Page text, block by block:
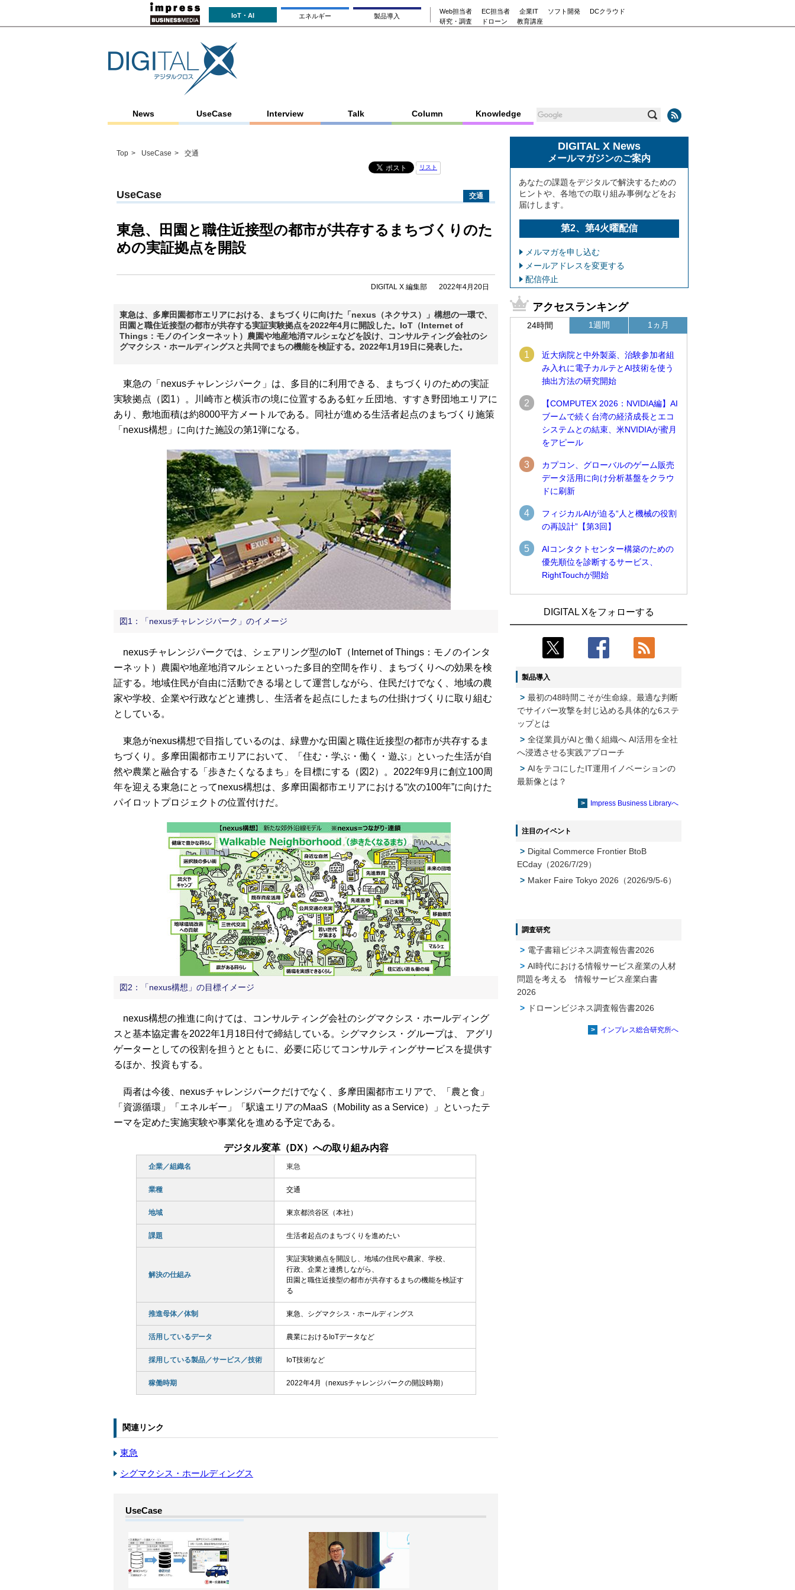
IoT・AI エネルギー 製品導入
Web担当者 EC担当者 企業IT ソフト開発
DCクラウド
研究・調査
ドローン 教育講座
News UseCase Interview Talk Column Knowledge
Top UseCase 交通
リスト
UseCase 交通
東急、田園と職住近接型の都市が共存するまちづくりのた
めの実証拠点を開設
DIGITAL X 編集部 2022年4月20日
東急は、多摩田園都市エリアにおける、まちづくりに向けた「nexus（ネクサス）」構想の一環で、
田園と職住近接型の都市が共存する実証実験拠点を2022年4月に開設した。IoT（Internet of
Things：モノのインターネット）農園や地産地消マルシェなどを設け、コンサルティング会社のシ
グマクシス・ホールディングスと共同でまちの機能を検証する。2022年1月19日に発表した。
東急の「nexusチャレンジパーク」は、多目的に利用できる、まちづくりのための実証
実験拠点（図1）。川崎市と横浜市の境に位置するある虹ヶ丘団地、すすき野団地エリアに
あり、敷地面積は約8000平方メートルである。同社が進める生活者起点のまちづくり施策
「nexus構想」に向けた施設の第1弾になる。
図1：「nexusチャレンジパーク」のイメージ
nexusチャレンジパークでは、シェアリング型のIoT（Internet of Things：モノのインタ
ーネット）農園や地産地消マルシェといった多目的空間を作り、まちづくりへの効果を検
証する。地域住民が自由に活動できる場として運営しながら、住民だけでなく、地域の農
家や学校、企業や行政などと連携し、生活者を起点にしたまちの仕掛けづくりに取り組む
としている。
東急がnexus構想で目指しているのは、緑豊かな田園と職住近接型の都市が共存するま
ちづくり。多摩田園都市エリアにおいて、「住む・学ぶ・働く・遊ぶ」といった生活が自
然や農業と融合する「歩きたくなるまち」を目標にする（図2）。2022年9月に創立100周
年を迎える東急にとってnexus構想は、多摩田園都市エリアにおける“次の100年”に向けた
パイロットプロジェクトの位置付けだ。
図2：「nexus構想」の目標イメージ
nexus構想の推進に向けては、コンサルティング会社のシグマクシス・ホールディング
スと基本協定書を2022年1月18日付で締結している。シグマクシス・グループは、 アグリ
ゲーターとしての役割を担うとともに、必要に応じてコンサルティングサービスを提供す
るほか、投資もする。
両者は今後、nexusチャレンジパークだけでなく、多摩田園都市エリアで、「農と食」
「資源循環」「エネルギー」「駅遠エリアのMaaS（Mobility as a Service）」といったテ
ーマを定めた実施実験や事業化を進める予定である。
デジタル変革（DX）への取り組み内容
企業／組織名 東急
業種 交通
地域 東京都渋谷区（本社）
課題 生活者起点のまちづくりを進めたい
解決の仕組み
実証実験拠点を開設し、地域の住民や農家、学校、
行政、企業と連携しながら、
田園と職住近接型の都市が共存するまちの機能を検証す
る
推進母体／体制 東急、シグマクシス・ホールディングス
活用しているデータ 農業におけるIoTデータなど
採用している製品／サービス／技術 IoT技術など
稼働時期 2022年4月（nexusチャレンジパークの開設時期）
関連リンク
東急
シグマクシス・ホールディングス
DIGITAL X News
メールマガジンのご案内
あなたの課題をデジタルで解決するための
ヒントや、各地での取り組み事例などをお
届けします。
第2、第4火曜配信
メルマガを申し込む
メールアドレスを変更する
配信停止
アクセスランキング
24時間
1
近大病院と中外製薬、治験参加者組
み入れに電子カルテとAI技術を使う
抽出方法の研究開始
2
【COMPUTEX 2026：NVIDIA編】AI
ブームで続く台湾の経済成長とエコ
システムとの結束、米NVIDIAが蜜月
をアピール
3
カプコン、グローバルのゲーム販売
データ活用に向け分析基盤をクラウ
ドに刷新
4
フィジカルAIが迫る“人と機械の役割
の再設計”【第3回】
5
AIコンタクトセンター構築のための
優先順位を診断するサービス、
RightTouchが開始
1週間
れに電子カルテとAI技術を使う抽出方法
の研究開始
Umios、消費者起点の販売計画策定に向
3
歩行ロボット利用を検証
4
【COMPUTEX 2026：Arm編】チップ自
社製造で鍵を握る台湾サプライチェー
ン、英Armが連携を強調
フィジカルAIが迫る“人と機械の役割の再
設計”【第3回】
1ヵ月
仮想化技術を使う統合基盤を本格稼働
鹿島建設、鋼管柱へのコンクリート充填
時の異常を検出するAIを遠隔監視システ
3
れに電子カルテとAI技術を使う抽出方法
の研究開始
そもそも今の仕事はAIエージェントを求
めているのか【第25回】
製造業の現場の暗黙知を組織横断で活用
するためのナレッジ管理基盤、LIGHTzが
DIGITAL Xをフォローする
製品導入
最初の48時間こそが生命線。最適な判断
でサイバー攻撃を封じ込める具体的な6ステ
ップとは
全従業員がAIと働く組織へ AI活用を全社
へ浸透させる実践アプローチ
AIをテコにしたIT運用イノベーションの
最新像とは？
Impress Business Libraryへ
注目のイベント
Digital Commerce Frontier BtoB
ECday（2026/7/29）
Maker Faire Tokyo 2026（2026/9/5-6）
調査研究
電子書籍ビジネス調査報告書2026
AI時代における情報サービス産業の⼈材
問題を考える 情報サービス産業⽩書
2026
ドローンビジネス調査報告書2026
インプレス総合研究所へ